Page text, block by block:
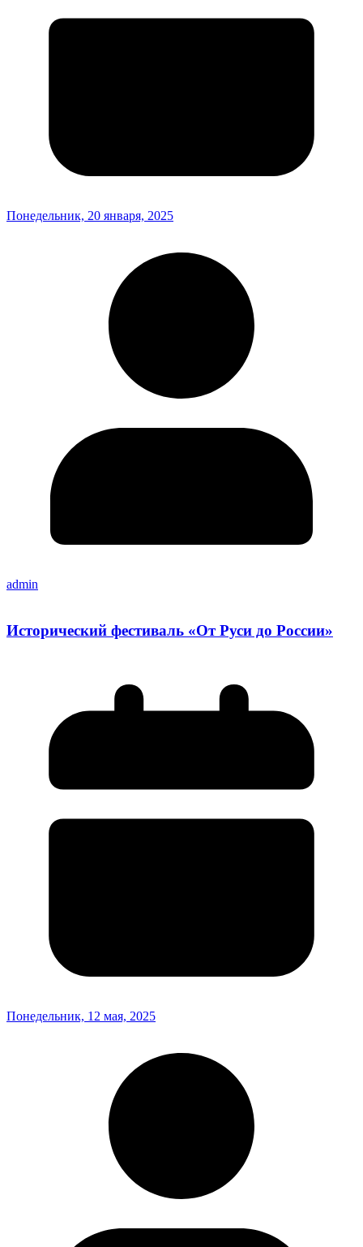
Понедельник, 20 января, 2025
admin
Исторический фестиваль «От Руси до России»
Понедельник, 12 мая, 2025